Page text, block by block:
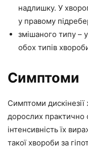
надлишку. У
у правому
змішаного типу –
обох типів
Симптоми
Симптоми дискінезії
дорослих практично
інтенсивність їх
такої хвороби за